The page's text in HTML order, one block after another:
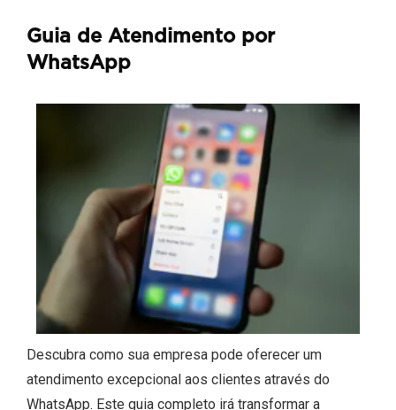
Guia de Atendimento por
WhatsApp
Descubra como sua empresa pode oferecer um
atendimento excepcional aos clientes através do
WhatsApp. Este guia completo irá transformar a